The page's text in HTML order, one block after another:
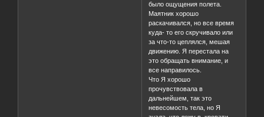
было ощущения полета.
Маятник хорошо
раскачивался, но все время
куда- то его скручивало или
за что-то цеплялся, мешая
движению. Я перестала на
это обращать внимание, и
все направилось.
Что Я хорошо
прочувствовала в
дальнейшем, так это
невесомость тела, но Я